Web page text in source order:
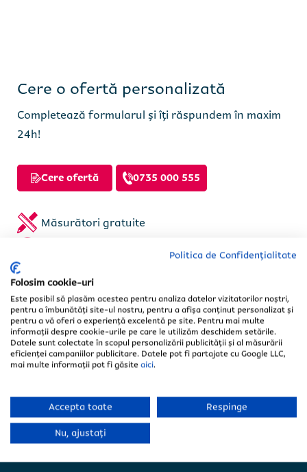
Politica de Confidențialitate
Folosim cookie-uri
Este posibil să plasăm acestea pentru analiza datelor vizitatorilor noștri,
pentru a îmbunătăți site-ul nostru, pentru a afișa conținut personalizat și
pentru a vă oferi o experiență excelentă pe site. Pentru mai multe
informații despre cookie-urile pe care le utilizăm deschidem setările.
Datele sunt colectate în scopul personalizării publicității și al măsurării
eficienței campaniilor publicitare. Datele pot fi partajate cu Google LLC,
mai multe informații pot fi găsite aici.
Accepta toate Respinge
Nu, ajustați
Completează formularul sau sună
Selectează județul *
Încarcă poze/schițe/măsurători.
Completează formularul sau sună
Selectează județul *
Încarcă poze/schițe/măsurători.
Cere o ofertă personalizată
Completează formularul și îți răspundem în maxim
24h!
Cere ofertă 0735 000 555
Măsurători gratuite
Fabrica Iași- Sediul central
Tomești
Șos. Iași-Tomești, Nr. 69F
Județ Iași
0735 000 555
Fabrica Ploiești
Filipeștii de Pădure
Str. Principală 19A